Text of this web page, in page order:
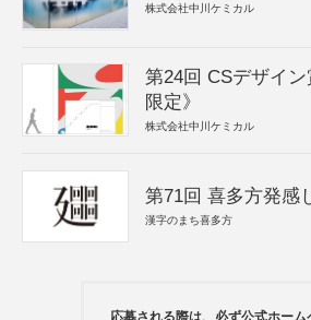
株式会社中川ケミカル
第24回 CSデザイ
限定》
株式会社中川ケミカル
第71回 喜多方発感
漢字のまち喜多方
応募される際は、必ず公式ホーム